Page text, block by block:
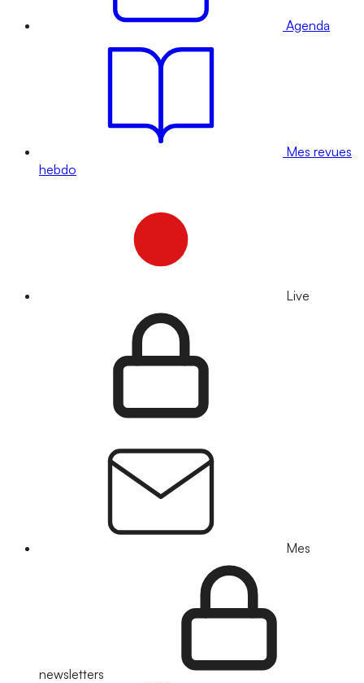
Agenda
Mes revues
hebdo
Live
Mes
newsletters